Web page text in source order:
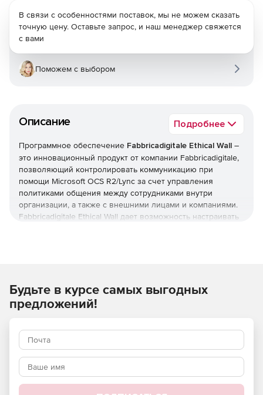
Описание Подробнее
Программное обеспечение Fabbricadigitale Ethical Wall –
это инновационный продукт от компании Fabbricadigitale,
позволяющий контролировать коммуникацию при
помощи Microsoft OCS R2/Lync за счет управления
политиками общения между сотрудниками внутри
организации, а также с внешними лицами и компаниями.
Fabbricadigitale Ethical Wall дает возможность настраивать
отделами, работающими вместе, и запрещать
коммуникацию между рядовыми сотрудниками и высшим
топ-менеджментом.
Решение Fabbricadigitale Ethical Wall может быть
приобретено отдельно или в составе программного
комплекса MultiUx.
В связи с особенностями поставок, мы не можем сказать
точную цену. Оставьте запрос, и наш менеджер свяжется
с вами
Поможем с выбором
Будьте в курсе самых выгодных
предложений!